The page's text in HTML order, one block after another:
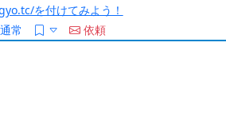
を付けてみよう！
通常
依頼